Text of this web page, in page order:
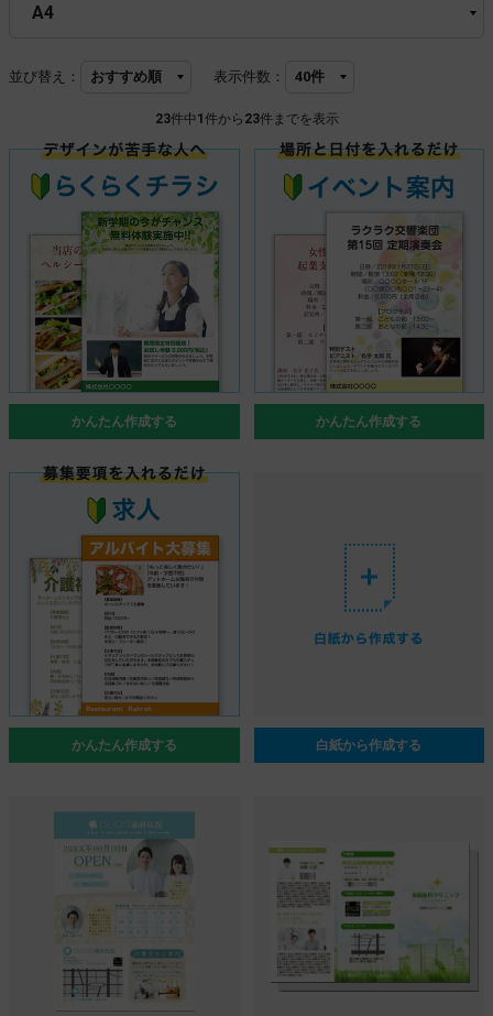
並び替え： 表示件数：
23件中1 件から 23件までを表示
かんたん作成する かんたん作成する
かんたん作成する 白紙から作成する